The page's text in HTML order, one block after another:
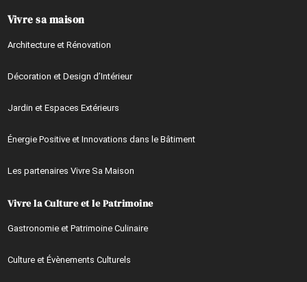
Vivre sa maison
Architecture et Rénovation
Décoration et Design d’Intérieur
Jardin et Espaces Extérieurs
Énergie Positive et Innovations dans le Bâtiment
Les partenaires Vivre Sa Maison
Vivre la Culture et le Patrimoine
Gastronomie et Patrimoine Culinaire
Culture et Évènements Culturels